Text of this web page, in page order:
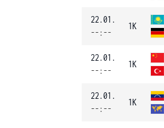
22.01.
--:--
1K
22.01.
--:--
1K
22.01.
--:--
1K